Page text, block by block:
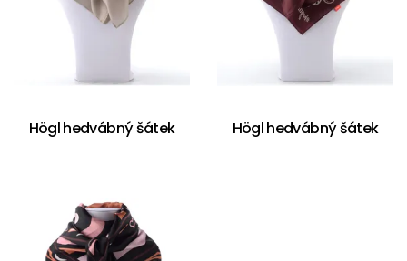
Högl hedvábný šátek Högl hedvábný šátek